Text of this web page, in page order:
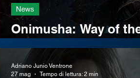
Onimusha: Way of
disponibile
News
Adriano Junio Ventrone
27 mag
Tempo di lettura: 2 min